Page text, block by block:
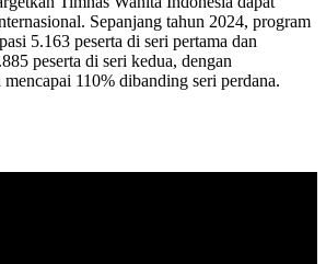
Sepanjang tahun 2024, program
5.163 peserta di seri pertama dan
peserta di seri kedua, dengan
110% dibanding seri perdana.